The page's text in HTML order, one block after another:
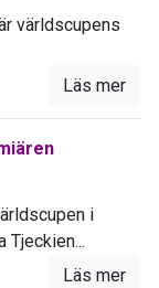
världscupens
Läs mer
i
Tjeckien...
Läs mer